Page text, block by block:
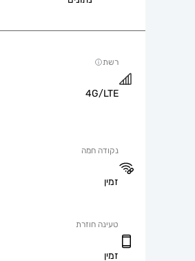
רשת
4G/LTE
נקודה חמה
זמין
טעינה חוזרת
זמין